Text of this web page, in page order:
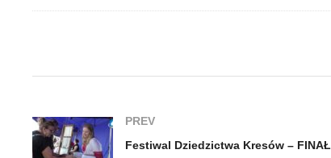
PREV
Festiwal Dziedzictwa Kresów – FINAŁ